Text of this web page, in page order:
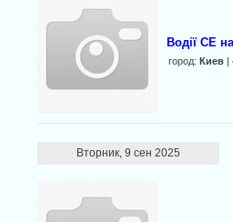
Водії СЕ
город: Киев|
Вторник, 9 сен 2025